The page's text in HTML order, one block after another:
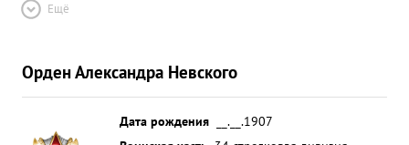
Ещё
Орден Александра Невского
Дата рождения
__.__.1907